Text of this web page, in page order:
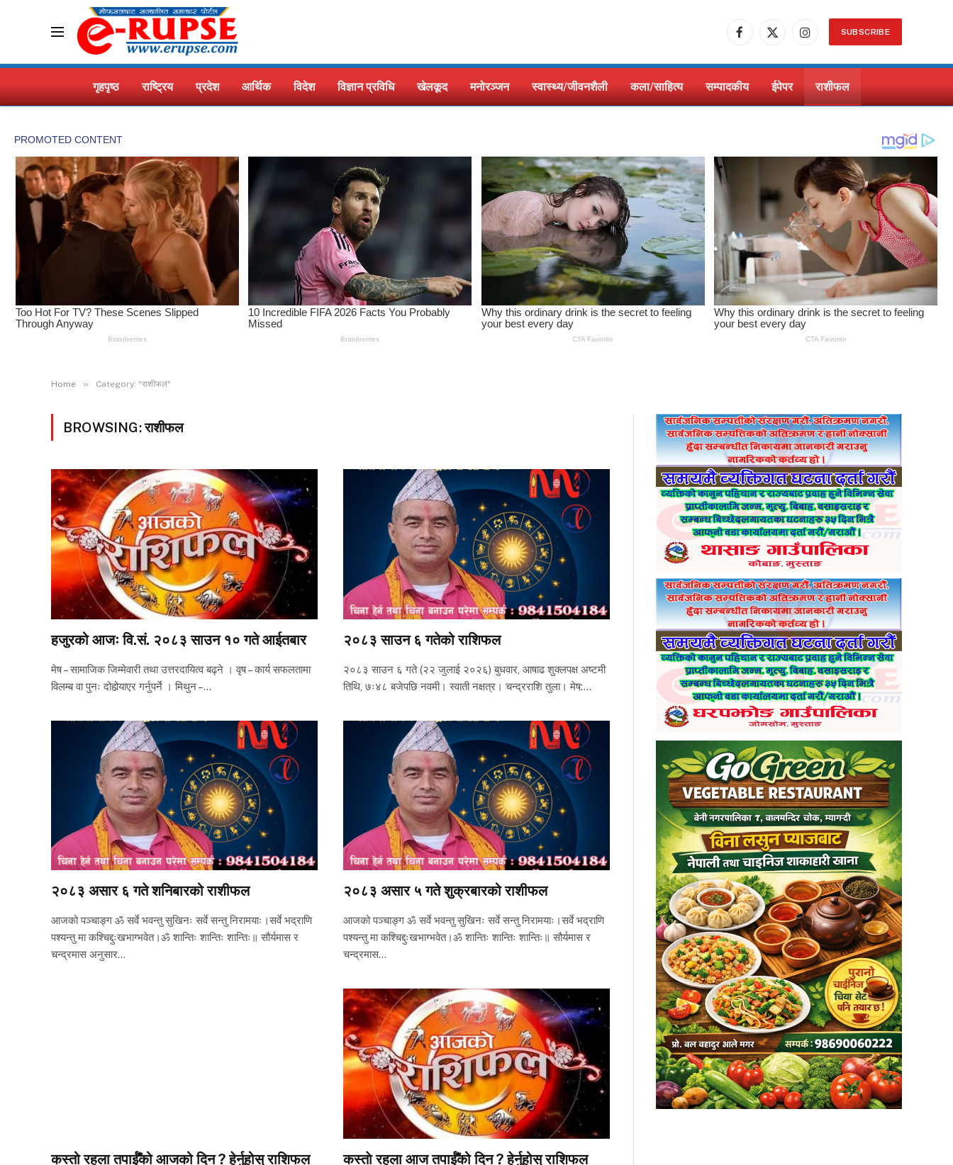
Facebook
X
Instagram
SUBSCRIBE
गृहपृष्ठ राष्ट्रिय प्रदेश आर्थिक विदेश विज्ञान प्रविधि खेलकूद मनोरञ्जन स्वास्थ्य/जीवनशैली कला/साहित्य सम्पादकीय ईपेपर राशीफल
Home » Category: "राशीफल"
BROWSING:राशीफल
हजुरको आजः वि.सं. २०८३ साउन १० गते आईतबार
मेष – सामाजिक जिम्मेवारी तथा उत्तरदायित्व बढ्ने । वृष – कार्य सफलतामा
विलम्ब वा पुनः दोहोर्‍याएर गर्नुपर्ने । मिथुन –…
२०८३ साउन ६ गतेको राशिफल
२०८३ साउन ६ गते (२२ जुलाई २०२६) बुधवार, आषाढ शुक्लपक्ष अष्टमी
तिथि, ७ः४८ बजेपछि नवमी। स्वाती नक्षत्र। चन्द्रराशि तुला। मेष:…
२०८३ असार ६ गते शनिबारको राशीफल
आजको पञ्चाङ्ग ॐ सर्वे भवन्तु सुखिनः सर्वे सन्तु निरामयाः।सर्वे भद्राणि
पश्यन्तु मा कश्चिद्दुःखभाग्भवेत।ॐ शान्तिः शान्तिः शान्तिः॥ सौर्यमास र
चन्द्रमास अनुसार…
२०८३ असार ५ गते शुक्रबारको राशीफल
आजको पञ्चाङ्ग ॐ सर्वे भवन्तु सुखिनः सर्वे सन्तु निरामयाः।सर्वे भद्राणि
पश्यन्तु मा कश्चिद्दुःखभाग्भवेत।ॐ शान्तिः शान्तिः शान्तिः॥ सौर्यमास र
चन्द्रमास…
कस्तो रहला तपाईँको आजको दिन ? हेर्नुहोस् राशिफल कस्ताे रहला आज तपाईँको दिन ? हेर्नुहोस् राशिफल